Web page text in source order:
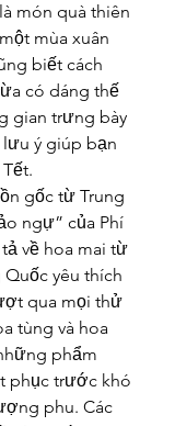
món quà thiên
mùa xuân
biết cách
có dáng thế
gian trưng bày
ý giúp bạn
gốc từ Trung
ngự” của Phí
về hoa mai từ
yêu thích
qua mọi thử
tùng và hoa
phẩm
phục trước khó
phu. Các